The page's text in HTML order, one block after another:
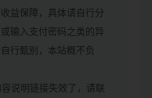
益保障，具体请自行分
输入支付密码之类的异
行甄别，本站概不负
说明链接失效了，请联